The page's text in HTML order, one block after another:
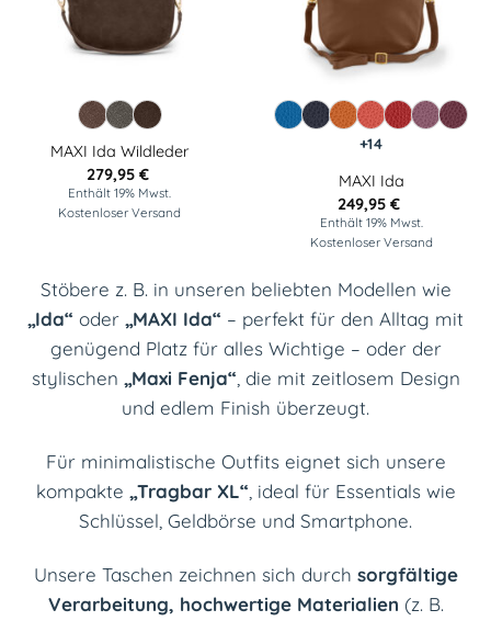
MAXI Ida Wildleder
279,95 €
Enthält 19% Mwst.
Kostenloser Versand
+14
MAXI Ida
249,95€
Enthält 19% Mwst.
Kostenloser Versand
Stöbere z. B. in unseren beliebten Modellen wie
„Ida“ oder „MAXI Ida“ – perfekt für den Alltag mit
genügend Platz für alles Wichtige – oder der
stylischen „Maxi Fenja“ , die mit zeitlosem Design
und edlem Finish überzeugt.
Für minimalistische Outfits eignet sich unsere
kompakte „Tragbar XL“, ideal für Essentials wie
Schlüssel, Geldbörse und Smartphone.
Unsere Taschen zeichnen sich durch sorgfältige
Verarbeitung, hochwertige Materialien (z. B.